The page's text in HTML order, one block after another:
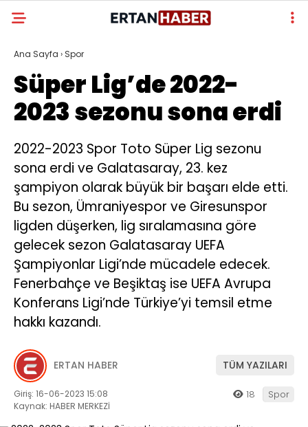
Ana Sayfa › Spor
Süper Lig’de 2022-
2023 sezonu sona erdi
2022-2023 Spor Toto Süper Lig sezonu
sona erdi ve Galatasaray, 23. kez
şampiyon olarak büyük bir başarı elde etti.
Bu sezon, Ümraniyespor ve Giresunspor
ligden düşerken, lig sıralamasına göre
gelecek sezon Galatasaray UEFA
Şampiyonlar Ligi’nde mücadele edecek.
Fenerbahçe ve Beşiktaş ise UEFA Avrupa
Konferans Ligi’nde Türkiye’yi temsil etme
hakkı kazandı.
ERTAN HABER TÜM YAZILARI
Giriş: 16-06-2023 15:08
Kaynak: HABER MERKEZİ
18 Spor